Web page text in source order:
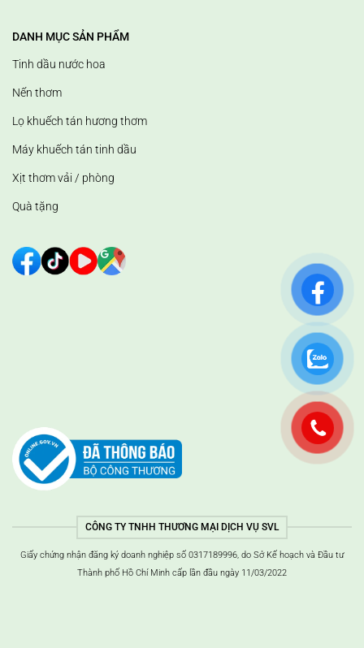
DANH MỤC SẢN PHẨM
Tinh dầu nước hoa
Nến thơm
Lọ khuếch tán hương thơm
Máy khuếch tán tinh dầu
Xịt thơm vải / phòng
Quà tặng
CÔNG TY TNHH THƯƠNG MẠI DỊCH VỤ SVL
Giấy chứng nhận đăng ký doanh nghiệp số 0317189996, do Sở Kế hoạch và Đầu tư
Thành phố Hồ Chí Minh cấp lần đầu ngày 11/03/2022